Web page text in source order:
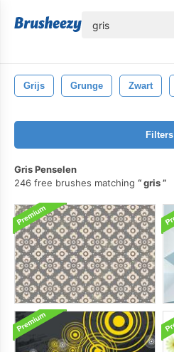
Grijs Grunge Zwart
Filters
Gris Penselen
246 free brushes matching
gris